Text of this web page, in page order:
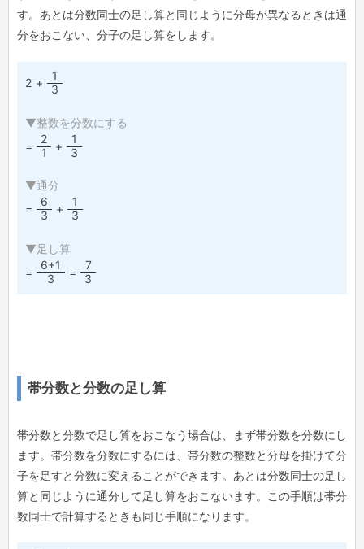
す。あとは分数同士の足し算と同じように分母が異なるときは通
分をおこない、分子の足し算をします。
2 +
1
3
▼整数を分数にする
=
2
1
+
1
3
▼通分
=
6
3
+
1
3
▼足し算
=
6+1
3
=
7
3
帯分数と分数の足し算
帯分数と分数で足し算をおこなう場合は、まず帯分数を分数にし
ます。帯分数を分数にするには、帯分数の整数と分母を掛けて分
子を足すと分数に変えることができます。あとは分数同士の足し
算と同じように通分して足し算をおこないます。この手順は帯分
数同士で計算するときも同じ手順になります。